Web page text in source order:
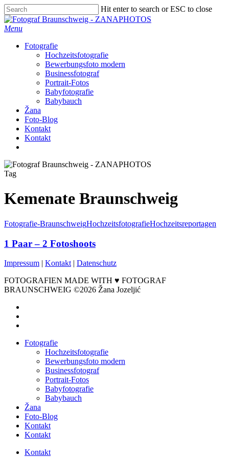
Skip
to
main
Hit enter to search or ESC to close
Close
Search
Menu
Fotografie
Hochzeitsfotografie
Bewerbungsfoto modern
Businessfotograf
Portrait-Fotos
Babyfotografie
Babybauch
Žana
Foto-Blog
Kontakt
Kontakt
Tag
Kemenate Braunschweig
Fotografie-BraunschweigHochzeitsfotografieHochzeitsreportagen
1 Paar – 2 Fotoshoots
Impressum | Kontakt | Datenschutz
FOTOGRAFIEN MADE WITH ♥ FOTOGRAF
BRAUNSCHWEIG ©2026 Žana Jozeljić
Close
Fotografie
Hochzeitsfotografie
Bewerbungsfoto modern
Businessfotograf
Portrait-Fotos
Babyfotografie
Babybauch
Žana
Foto-Blog
Kontakt
Kontakt
Kontakt